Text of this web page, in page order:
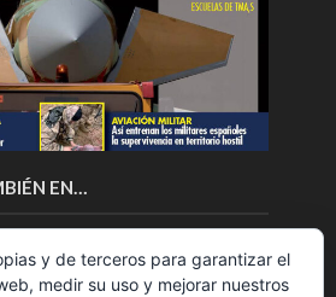
EN…
y de terceros para garantizar el
medir su uso y mejorar nuestros